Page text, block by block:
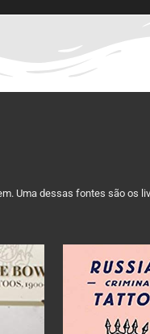
Uma dessas fontes são os